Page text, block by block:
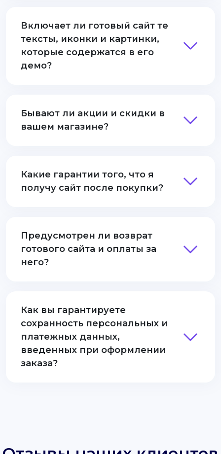
Включает ли готовый сайт те
тексты, иконки и картинки,
которые содержатся в его
демо?
Бывают ли акции и скидки в
вашем магазине?
Какие гарантии того, что я
получу сайт после покупки?
Предусмотрен ли возврат
готового сайта и оплаты за
него?
Как вы гарантируете
сохранность персональных и
платежных данных,
введенных при оформлении
заказа?